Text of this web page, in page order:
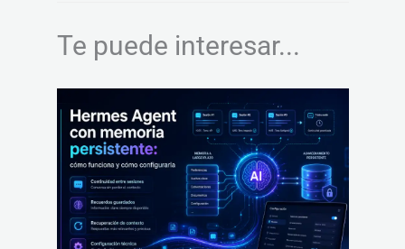
Te puede interesar...